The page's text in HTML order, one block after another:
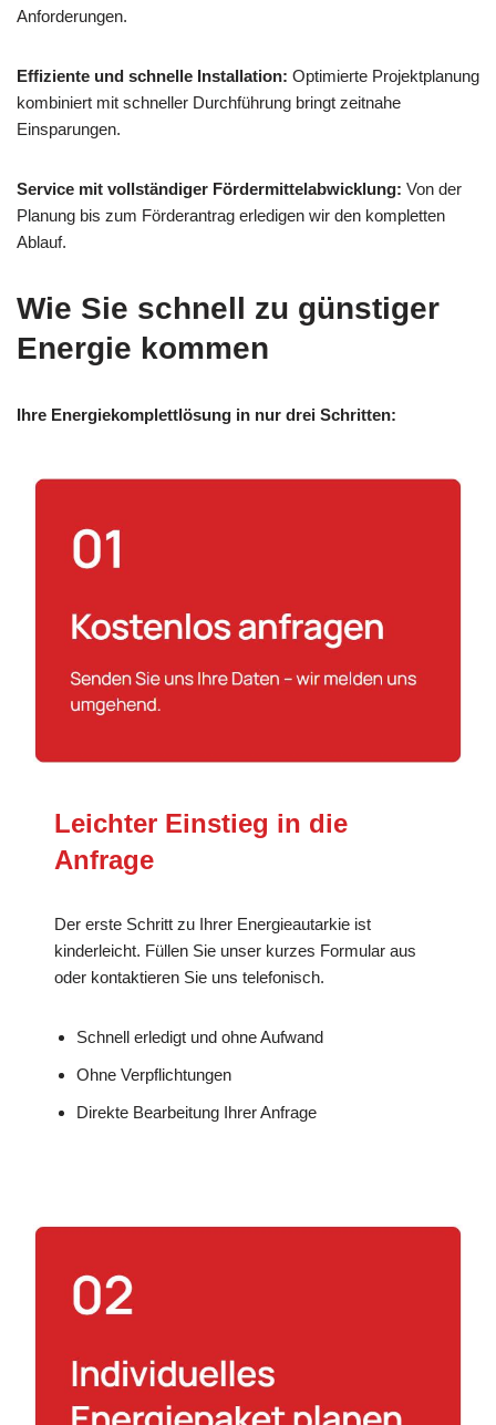
Anforderungen.
Effiziente und schnelle Installation: Optimierte Projektplanung
kombiniert mit schneller Durchführung bringt zeitnahe
Einsparungen.
Service mit vollständiger Fördermittelabwicklung: Von der
Planung bis zum Förderantrag erledigen wir den kompletten
Ablauf.
Wie Sie schnell zu günstiger
Energie kommen
Ihre Energiekomplettlösung in nur drei Schritten:
Leichter Einstieg in die
Anfrage
Der erste Schritt zu Ihrer Energieautarkie ist
kinderleicht. Füllen Sie unser kurzes Formular aus
oder kontaktieren Sie uns telefonisch.
Schnell erledigt und ohne Aufwand
Ohne Verpflichtungen
Direkte Bearbeitung Ihrer Anfrage